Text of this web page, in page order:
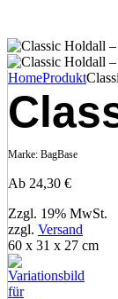
HomeProdukt
Marke: BagBase
Ab 24,30 €
Zzgl. 19% MwSt.
zzgl. Versand
60 x 31 x 27 cm